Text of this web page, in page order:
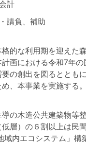
計
請負、補助
的な利用期を迎えた
画における令和7年
の創出を図るととも
、本事業を実施する。
導の木造公共建築物等
層）の６割以上は民
域内エコシステム」